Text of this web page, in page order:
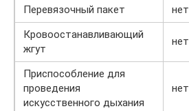
Перевязочный пакет
нет
Кровоостанавливающий
жгут
нет
Приспособление для
проведения
искусственного дыхания
нет